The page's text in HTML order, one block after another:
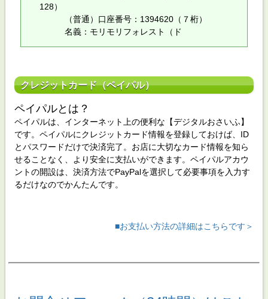
128）
（普通）口座番号：1394620（７桁）
名義：モリモリフォレスト（ド
クレジットカード（ペイパル）
ペイパルとは？
ペイパルは、インターネット上の便利な【デジタルおさいふ】
です。ペイパルにクレジットカード情報を登録しておけば、ID
とパスワードだけで決済完了。お店に大切なカード情報を知ら
せることなく、より安全に支払いができます。ペイパルアカウ
ントの開設は、決済方法でPayPalを選択して必要事項を入力す
るだけなのでかんたんです。
■お支払い方法の詳細はこちらです＞